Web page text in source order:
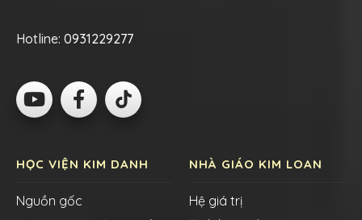
Hotline: 0931229277
HỌC VIỆN KIM DANH
Nguồn gốc
NHÀ GIÁO KIM LOAN
Hệ giá trị